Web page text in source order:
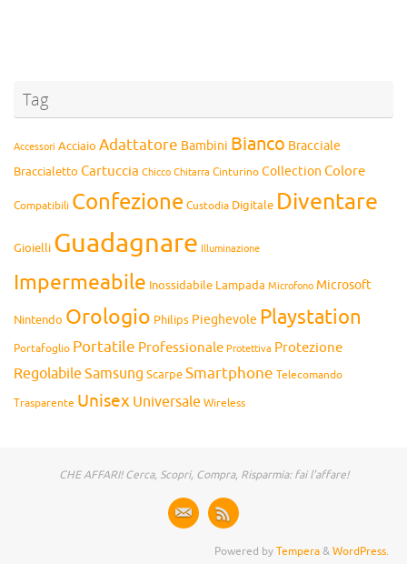
Tag
Accessori Acciaio Adattatore Bambini Bianco Bracciale
Braccialetto Cartuccia Chicco Chitarra Cinturino Collection Colore
Compatibili Confezione Custodia Digitale Diventare
Gioielli Guadagnare Illuminazione
Impermeabile Inossidabile Lampada Microfono Microsoft
Nintendo Orologio Philips Pieghevole Playstation
Portafoglio Portatile Professionale Protettiva Protezione
Regolabile Samsung ScarpeSmartphone Telecomando
Trasparente Unisex Universale Wireless
CHE AFFARI! Cerca, Scopri, Compra, Risparmia: fai l'affare!
Powered byTempera&WordPress.